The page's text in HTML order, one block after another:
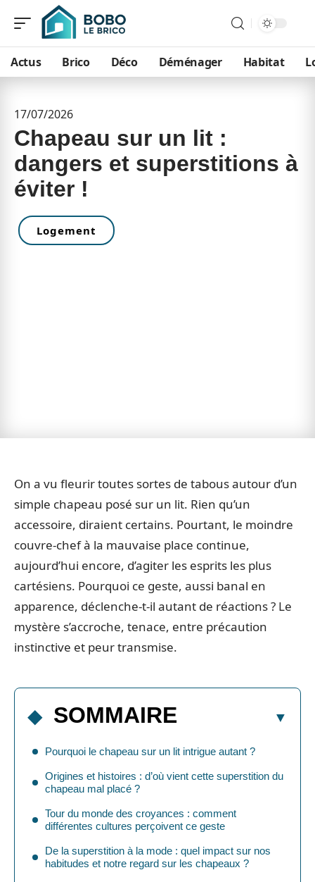
Actus Brico Déco Déménager Habitat
17/07/2026
Chapeau sur un lit :
dangers et superstitions à
éviter !
Logement
On a vu fleurir toutes sortes de tabous autour d’un
simple chapeau posé sur un lit. Rien qu’un
accessoire, diraient certains. Pourtant, le moindre
couvre-chef à la mauvaise place continue,
aujourd’hui encore, d’agiter les esprits les plus
cartésiens. Pourquoi ce geste, aussi banal en
apparence, déclenche-t-il autant de réactions ? Le
mystère s’accroche, tenace, entre précaution
instinctive et peur transmise.
SOMMAIRE
Pourquoi le chapeau sur un lit intrigue autant ?
Origines et histoires : d’où vient cette superstition du
chapeau mal placé ?
Tour du monde des croyances : comment
différentes cultures perçoivent ce geste
De la superstition à la mode : quel impact sur nos
habitudes et notre regard sur les chapeaux ?